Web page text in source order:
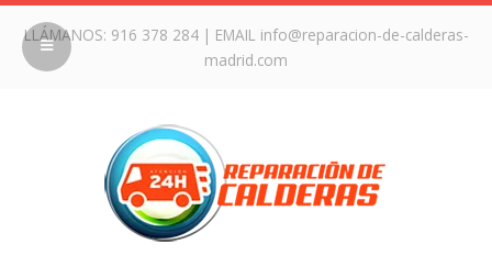
LLÁMANOS: 916 378 284| EMAIL info@reparacion-de-calderas-
madrid.com